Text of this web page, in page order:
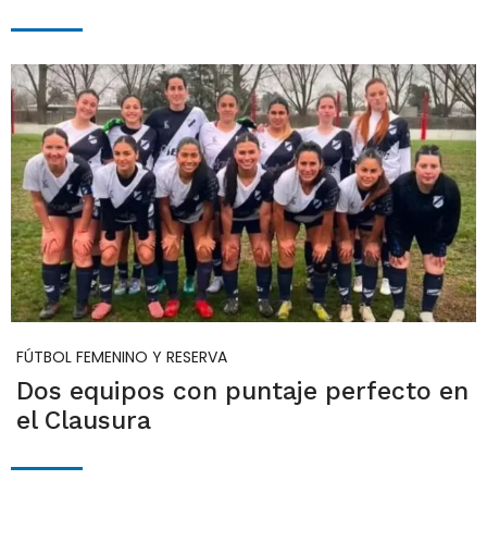
FÚTBOL FEMENINO Y RESERVA
Dos equipos con puntaje perfecto en
el Clausura